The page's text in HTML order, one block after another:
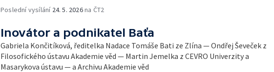
Poslední vysílání 24. 5. 2026na ČT2
Inovátor a podnikatel Baťa
Gabriela Končitíková, ředitelka Nadace Tomáše Bati ze Zlína — Ondřej Ševeček z
Filosofického ústavu Akademie věd — Martin Jemelka z CEVRO Univerzity a
Masarykova ústavu — a Archivu Akademie věd